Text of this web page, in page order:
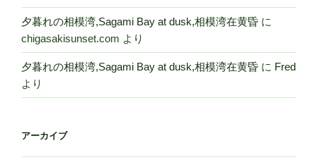
夕暮れの相模湾,Sagami Bay at dusk,相模湾在黄昏 に
chigasakisunset.com より
夕暮れの相模湾,Sagami Bay at dusk,相模湾在黄昏 に Fred
より
アーカイブ